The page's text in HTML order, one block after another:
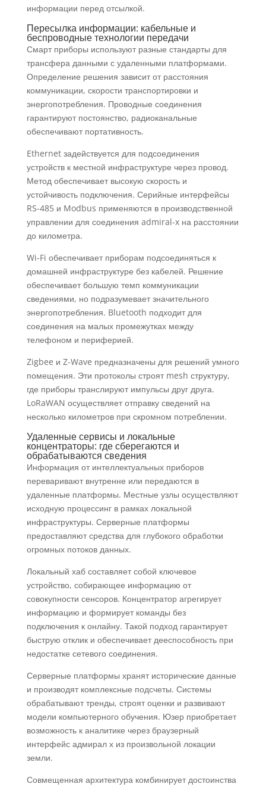
информации перед отсылкой.
Пересылка информации: кабельные и
беспроводные технологии передачи
Смарт приборы используют разные стандарты для
трансфера данными с удаленными платформами.
Определение решения зависит от расстояния
коммуникации, скорости транспортировки и
энергопотребления. Проводные соединения
гарантируют постоянство, радиоканальные
обеспечивают портативность.
Ethernet задействуется для подсоединения
устройств к местной инфраструктуре через провод.
Метод обеспечивает высокую скорость и
устойчивость подключения. Серийные интерфейсы
RS-485 и Modbus применяются в производственной
управлении для соединения admiral-x на расстоянии
до километра.
Wi-Fi обеспечивает приборам подсоединяться к
домашней инфраструктуре без кабелей. Решение
обеспечивает большую темп коммуникации
сведениями, но подразумевает значительного
энергопотребления. Bluetooth подходит для
соединения на малых промежутках между
телефоном и периферией.
Zigbee и Z-Wave предназначены для решений умного
помещения. Эти протоколы строят mesh структуру,
где приборы транслируют импульсы друг друга.
LoRaWAN осуществляет отправку сведений на
несколько километров при скромном потреблении.
Удаленные сервисы и локальные
концентраторы: где сберегаются и
обрабатываются сведения
Информация от интеллектуальных приборов
переваривают внутренне или передаются в
удаленные платформы. Местные узлы осуществляют
исходную процессинг в рамках локальной
инфраструктуры. Серверные платформы
предоставляют средства для глубокого обработки
огромных потоков данных.
Локальный хаб составляет собой ключевое
устройство, собирающее информацию от
совокупности сенсоров. Концентратор агрегирует
информацию и формирует команды без
подключения к онлайну. Такой подход гарантирует
быструю отклик и обеспечивает дееспособность при
недостатке сетевого соединения.
Серверные платформы хранят исторические данные
и производят комплексные подсчеты. Системы
обрабатывают тренды, строят оценки и развивают
модели компьютерного обучения. Юзер приобретает
возможность к аналитике через браузерный
интерфейс адмирал х из произвольной локации
земли.
Совмещенная архитектура комбинирует достоинства